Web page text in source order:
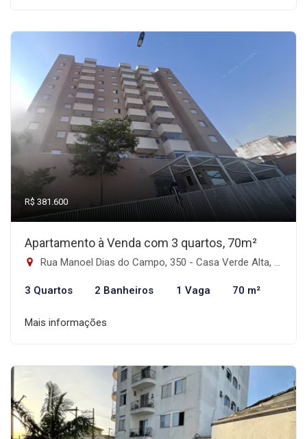
R$ 381.600
Apartamento à Venda com 3 quartos, 70m²
Rua Manoel Dias do Campo, 350 - Casa Verde Alta, São Paulo-SP
3 Quartos 2 Banheiros 1 Vaga 70 m²
Mais informações